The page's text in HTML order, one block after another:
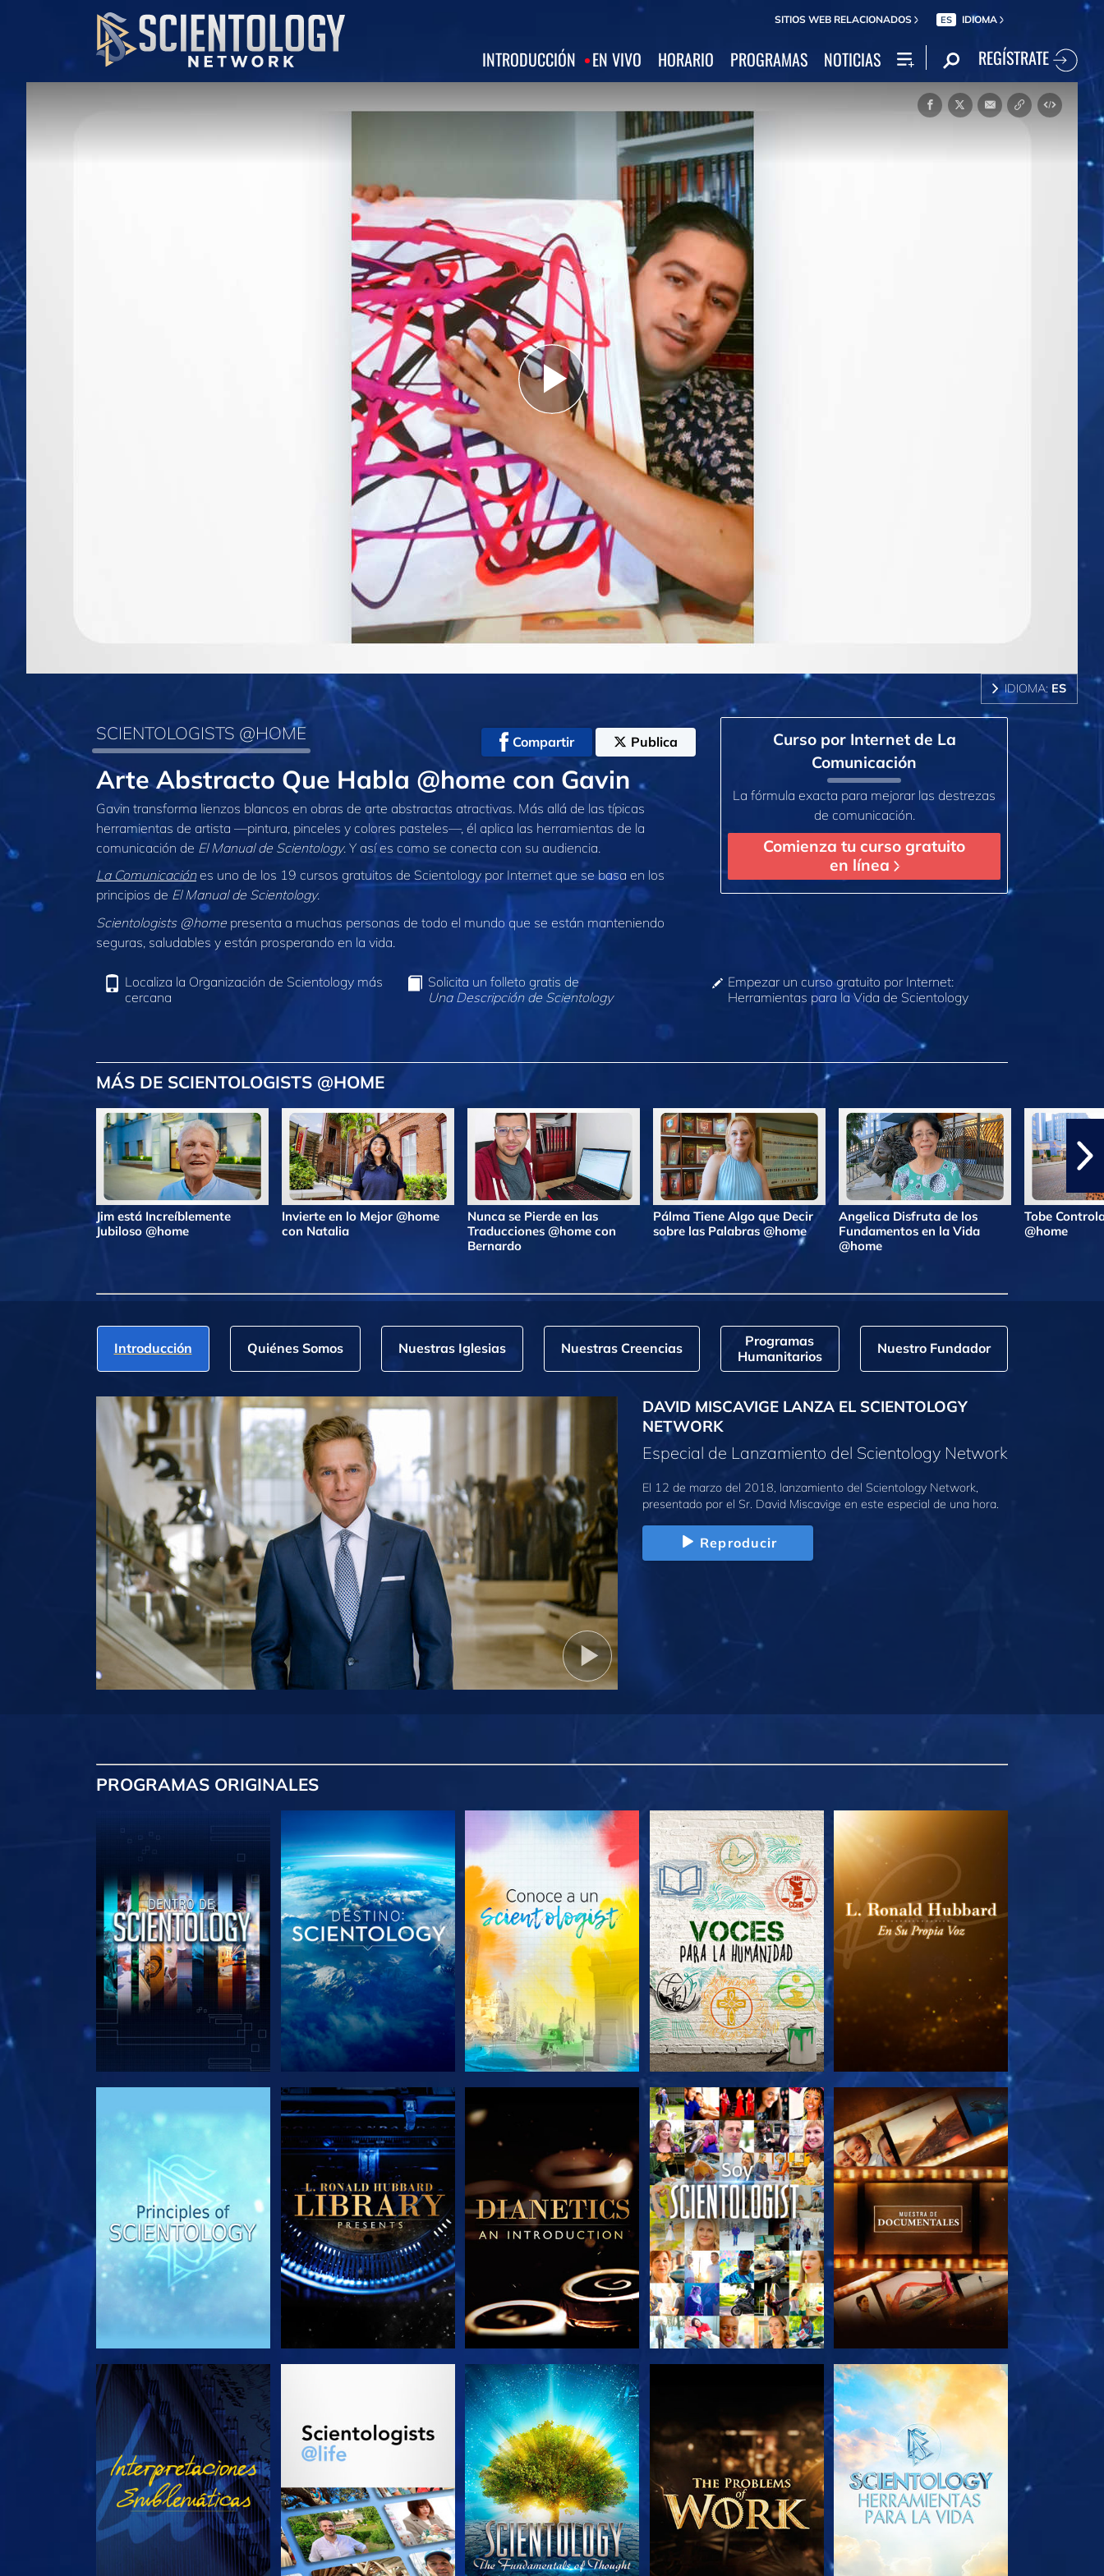
SITIOS WEB RELACIONADOS ES IDIOMA
INTRODUCCIÓN EN VIVO HORARIO PROGRAMAS NOTICIAS REGÍSTRATE
Play
Video
IDIOMA: ES
SCIENTOLOGISTS @HOME Compartir Publica
Arte Abstracto Que Habla @home con Gavin
Gavin transforma lienzos blancos en obras de arte abstractas atractivas. Más allá de las típicas
herramientas de artista —pintura, pinceles y colores pasteles—, él aplica las herramientas de la
comunicación de El Manual de Scientology. Y así es como se conecta con su audiencia.
La Comunicaciónes uno de los 19 cursos gratuitos de Scientology por Internet que se basa en los
principios de El Manual de Scientology.
Scientologists @homepresenta a muchas personas de todo el mundo que se están manteniendo
seguras, saludables y están prosperando en la vida.
Curso por Internet de La
Comunicación
La fórmula exacta para mejorar las destrezas
de comunicación.
Comienza tu curso gratuito
en línea
Localiza la Organización de Scientology más
cercana
Solicita un folleto gratis de
Una Descripción de Scientology
Empezar un curso gratuito por Internet:
Herramientas para la Vida de Scientology
MÁS DE SCIENTOLOGISTS @HOME
Jim está Increíblemente
Jubiloso @home
Invierte en lo Mejor @home
con Natalia
Nunca se Pierde en las
Traducciones @home con
Bernardo
Pálma Tiene Algo que Decir
sobre las Palabras @home
Angelica Disfruta de los
Fundamentos en la Vida
@home
Tobe
@home
Introducción Quiénes Somos Nuestras Iglesias Nuestras Creencias
Programas
Humanitarios
Nuestro Fundador
DAVID MISCAVIGE LANZA EL SCIENTOLOGY
NETWORK
Especial de Lanzamiento del Scientology Network
El 12 de marzo del 2018, lanzamiento del Scientology Network,
presentado por el Sr. David Miscavige en este especial de una hora.
Reproducir
PROGRAMAS ORIGINALES
EXPLORA LAS SERIES EXPLORA LAS SERIES EXPLORA LAS SERIES EXPLORA LAS SERIES EXPLORA LAS SERIES
VE EXPLORA LAS SERIES